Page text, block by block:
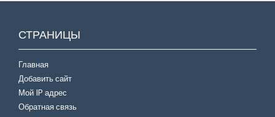
СТРАНИЦЫ
Главная
Добавить сайт
Мой IP адрес
Обратная связь